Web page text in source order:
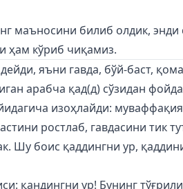
маъносини билиб олдик, энди
ҳам кўриб чиқамиз.
яъни гавда, бўй-баст,
арабча қад(д) сўзидан
изоҳлайди:
ростлаб, гавдасини тик
Шу боис қаддингни ур,
қандингни ур! Бунинг